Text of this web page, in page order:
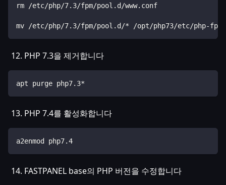
rm /etc/php/7.3/fpm/pool.d/www.conf
mv /etc/php/7.3/fpm/pool.d/* /opt/php73/etc/php-
PHP 7.3을 제거합니다
apt purge php7.3*
PHP 7.4를 활성화합니다
a2enmod php7.4
FASTPANEL base의 PHP 버전을 수정합니다